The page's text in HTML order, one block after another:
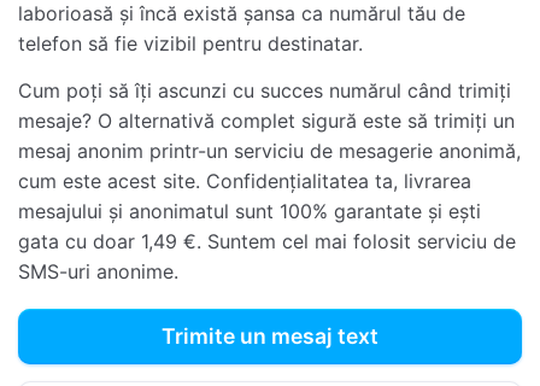
laborioasă și încă există șansa ca numărul tău de
telefon să fie vizibil pentru destinatar.
Cum poți să îți ascunzi cu succes numărul când trimiți
mesaje? O alternativă complet sigură este să trimiți un
mesaj anonim printr-un serviciu de mesagerie anonimă,
cum este acest site. Confidențialitatea ta, livrarea
mesajului și anonimatul sunt 100% garantate și ești
gata cu doar 1,49 €. Suntem cel mai folosit serviciu de
SMS-uri anonime.
Trimite un mesaj text